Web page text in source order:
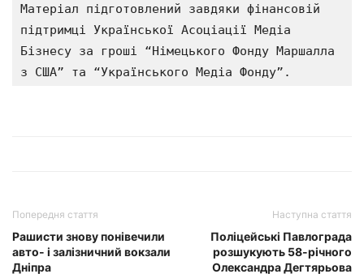
Матеріал підготовлений завдяки фінансовій
підтримці Української Асоціації Медіа
Бізнесу за гроші “Німецького Фонду Маршалла
з США” та “Українського Медіа Фонду”.
Попередня стаття
Рашисти знову понівечили
авто- і залізничний вокзали
Дніпра
Наступна стаття
Поліцейські Павлограда
розшукують 58-річного
Олександра Дегтярьова